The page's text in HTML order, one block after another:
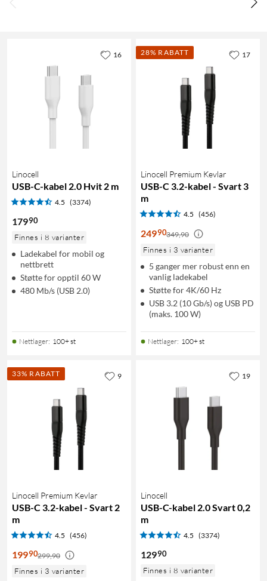
Linocell
USB-C-kabel 2.0 Hvit 2 m
4.5 (3374)
17990
Finnes i 8 varianter
Ladekabel for mobil og
nettbrett
Støtte for opptil 60 W
480 Mb/s (USB 2.0)
Nettlager: 100+ st
16 28% RABATT
Linocell Premium Kevlar
USB-C 3.2-kabel - Svart 3
m
4.5 (456)
24990349,90
Finnes i 3 varianter
5 ganger mer robust enn en
vanlig ladekabel
Støtte for 4K/60 Hz
USB 3.2 (10 Gb/s) og USB PD
(maks. 100 W)
Nettlager: 100+ st
17
33% RABATT
Linocell Premium Kevlar
USB-C 3.2-kabel - Svart 2
m
4.5 (456)
19990299,90
Finnes i 3 varianter
9
Linocell
USB-C-kabel 2.0 Svart 0,2
m
4.5 (3374)
12990
Finnes i 8 varianter
19